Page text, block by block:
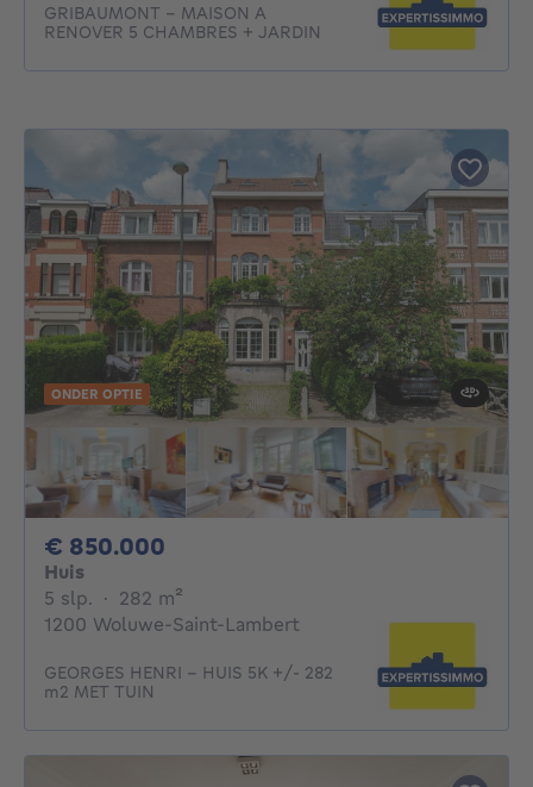
GRIBAUMONT - MAISON A
RENOVER 5 CHAMBRES + JARDIN
ONDER OPTIE
€ 850.000
Huis
5 slp. 5 slaapkamers
· 282 m²
1200 Woluwe-Saint-Lambert
GEORGES HENRI - HUIS 5K +/- 282
m2 MET TUIN